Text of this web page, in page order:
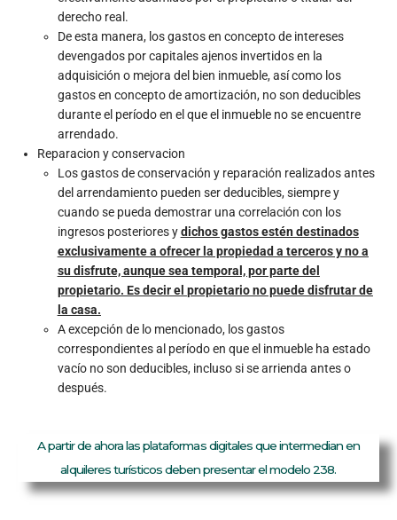
derecho real.
De esta manera, los gastos en concepto de intereses
devengados por capitales ajenos invertidos en la
adquisición o mejora del bien inmueble, así como los
gastos en concepto de amortización, no son deducibles
durante el período en el que el inmueble no se encuentre
arrendado.
Reparacion y conservacion
Los gastos de conservación y reparación realizados antes
del arrendamiento pueden ser deducibles, siempre y
cuando se pueda demostrar una correlación con los
ingresos posteriores ydichos gastos estén destinados
exclusivamente a ofrecer la propiedad a terceros y no a
su disfrute, aunque sea temporal, por parte del
propietario. Es decir el propietariono puede disfrutar de
la casa.
A excepción de lo mencionado, los gastos
correspondientes al período en que el inmueble ha estado
vacío no son deducibles, incluso si se arrienda antes o
después.
A partir de ahora las plataformas digitales que intermedian en
alquileres turísticos deben presentar el modelo 238.